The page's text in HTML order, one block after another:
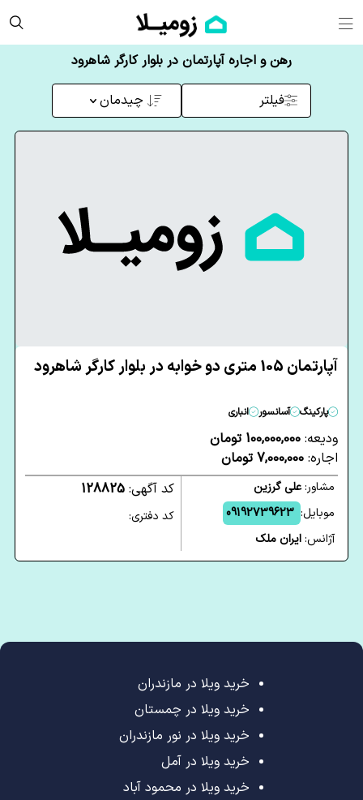
رهن و اجاره آپارتمان در بلوار کارگر شاهرود
فیلتر چیدمان
آپارتمان 105 متری دو خوابه در بلوار کارگر شاهرود
پارکینگ آسانسور انباری
ودیعه: 100,000,000 تومان
اجاره: 7,000,000 تومان
مشاور:علی گرزین
موبایل: 09192739623
آژانس:ایران ملک
کد آگهی: 128825
کد دفتری:
خرید ویلا در مازندران
خرید ویلا در چمستان
خرید ویلا در نور مازندران
خرید ویلا در آمل
خرید ویلا در محمود آباد